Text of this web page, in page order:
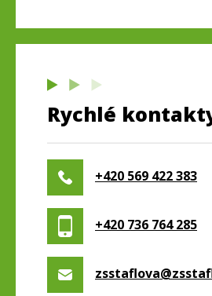
Rychlé
+420 569 422 383
+420 736 764 285